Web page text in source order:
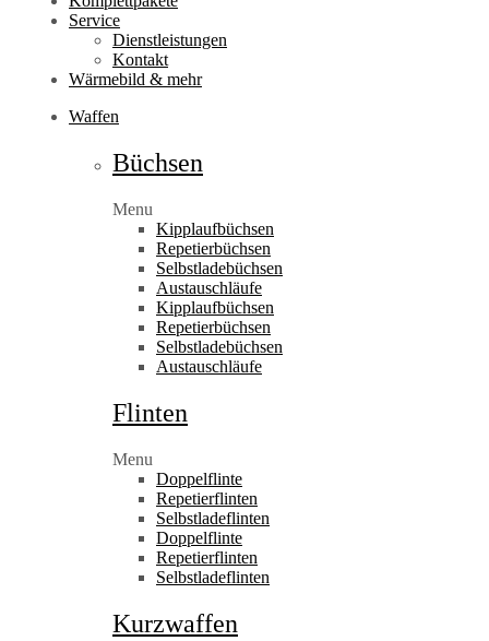
Service
Dienstleistungen
Kontakt
Wärmebild & mehr
Waffen
Büchsen
Menu
Kipplaufbüchsen
Repetierbüchsen
Selbstladebüchsen
Austauschläufe
Kipplaufbüchsen
Repetierbüchsen
Selbstladebüchsen
Austauschläufe
Flinten
Menu
Doppelflinte
Repetierflinten
Selbstladeflinten
Doppelflinte
Repetierflinten
Selbstladeflinten
Kurzwaffen